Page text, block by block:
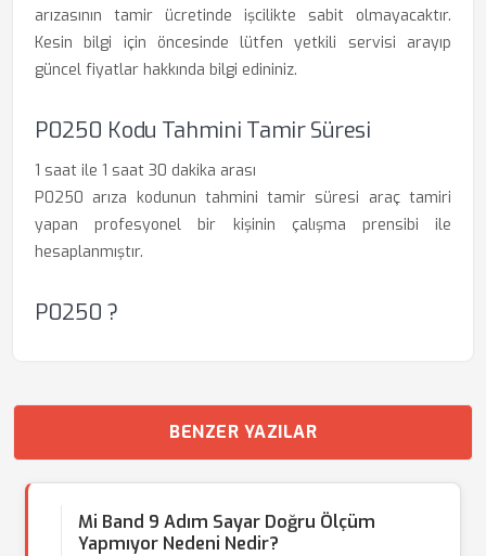
arızasının tamir ücretinde işcilikte sabit olmayacaktır.
Kesin bilgi için öncesinde lütfen yetkili servisi arayıp
güncel fiyatlar hakkında bilgi edininiz.
P0250 Kodu Tahmini Tamir Süresi
1 saat ile 1 saat 30 dakika arası
P0250 arıza kodunun tahmini tamir süresi araç tamiri
yapan profesyonel bir kişinin çalışma prensibi ile
hesaplanmıştır.
P0250 ?
BENZER YAZILAR
Mi Band 9 Adım Sayar Doğru Ölçüm
Yapmıyor Nedeni Nedir?